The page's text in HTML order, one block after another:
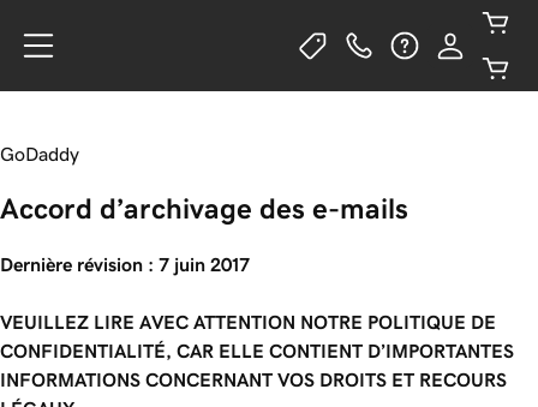
GoDaddy
Accord d’archivage des e-mails
Dernière révision : 7 juin 2017
VEUILLEZ LIRE AVEC ATTENTION NOTRE POLITIQUE DE
CONFIDENTIALITÉ, CAR ELLE CONTIENT D’IMPORTANTES
INFORMATIONS CONCERNANT VOS DROITS ET RECOURS